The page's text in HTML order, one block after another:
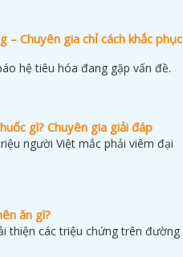
– Chuyên gia chỉ cách khắc phục
hệ tiêu hóa đang gặp vấn đề.
gì? Chuyên gia giải đáp
người Việt mắc phải viêm đại
ăn gì?
thiện các triệu chứng trên đường